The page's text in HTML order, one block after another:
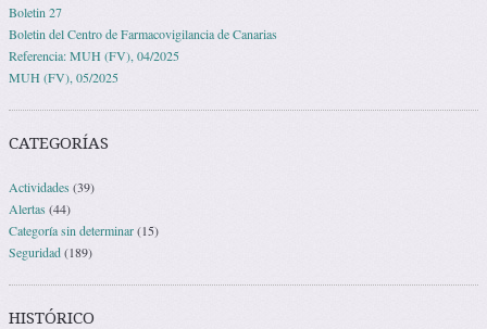
Boletin 27
Boletin del Centro de Farmacovigilancia de Canarias
Referencia: MUH (FV), 04/2025
MUH (FV), 05/2025
CATEGORÍAS
Actividades(39)
Alertas (44)
Categoría sin determinar(15)
Seguridad(189)
HISTÓRICO